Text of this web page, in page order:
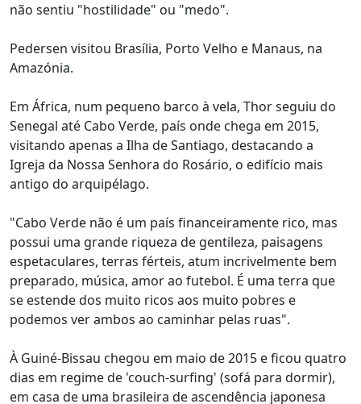
não sentiu "hostilidade" ou "medo".
Pedersen visitou Brasília, Porto Velho e Manaus, na
Amazónia.
Em África, num pequeno barco à vela, Thor seguiu do
Senegal até Cabo Verde, país onde chega em 2015,
visitando apenas a Ilha de Santiago, destacando a
Igreja da Nossa Senhora do Rosário, o edifício mais
antigo do arquipélago.
"Cabo Verde não é um país financeiramente rico, mas
possui uma grande riqueza de gentileza, paisagens
espetaculares, terras férteis, atum incrivelmente bem
preparado, música, amor ao futebol. É uma terra que
se estende dos muito ricos aos muito pobres e
podemos ver ambos ao caminhar pelas ruas".
À Guiné-Bissau chegou em maio de 2015 e ficou quatro
dias em regime de 'couch-surfing' (sofá para dormir),
em casa de uma brasileira de ascendência japonesa